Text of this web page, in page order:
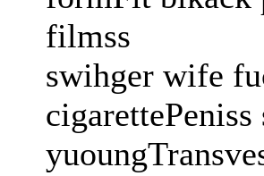
filmss
swihger wife